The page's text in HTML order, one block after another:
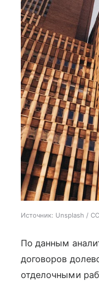
Источник: Unsplash /
По данным
договоров
отделочными